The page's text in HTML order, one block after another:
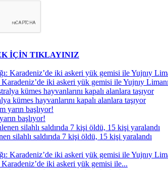
İÇİN TIKLAYINIZ
iki askeri yük gemisi ile Yujnıy
kümes hayvanlarını kapalı alanlara taşıyor
başlıyor!
silahlı saldırıda 7 kişi öldü, 15 kişi yaralandı
Karadeniz’de iki askeri yük gemisi ile...